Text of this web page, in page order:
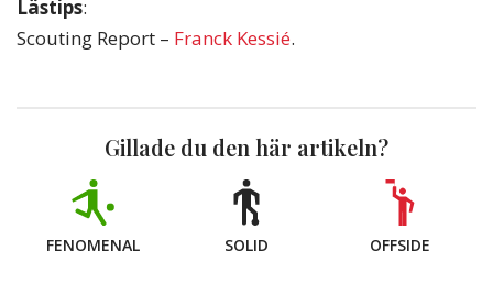
Lästips:
Scouting Report – Franck Kessié.
Gillade du den här artikeln?
FENOMENAL SOLID OFFSIDE